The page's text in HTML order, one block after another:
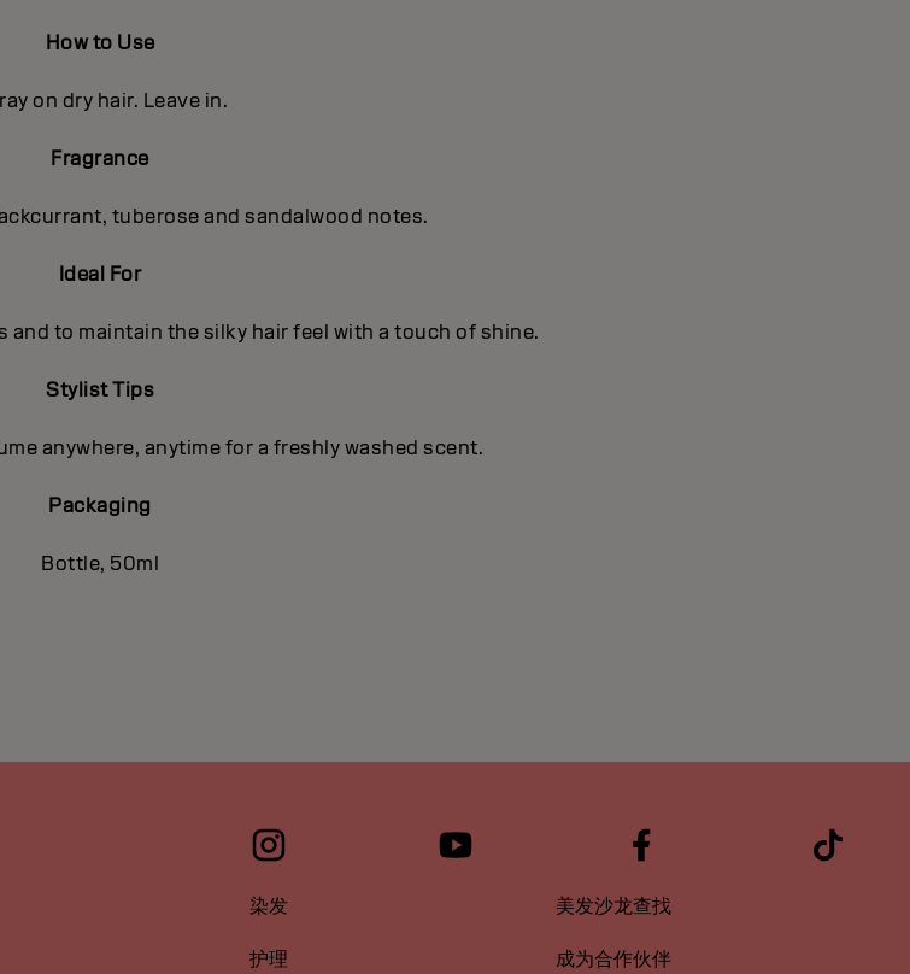
How to Use
on dry hair. Leave in.
Fragrance
tuberose and sandalwood notes.
Ideal For
to maintain the silky hair feel with a touch of shine.
Stylist Tips
anywhere, anytime for a freshly washed scent.
Packaging
Bottle, 50ml
染发
护理
美发沙龙查找
成为合作伙伴